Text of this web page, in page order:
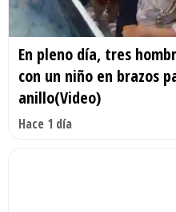
En pleno día, tres
con un niño en brazos
anillo(Video)
Hace 1 día